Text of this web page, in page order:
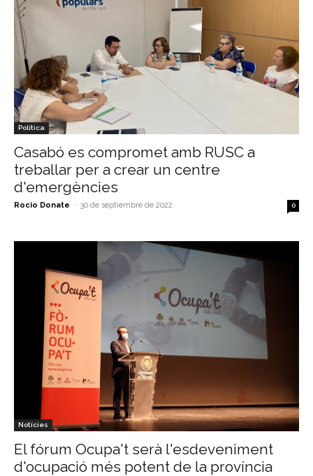
Política
Casabó es compromet amb RUSC a
treballar per a crear un centre
d'emergències
Rocio Donate - 30 de septiembre de 2022 0
Notícies
El fórum Ocupa't serà l'esdeveniment
d'ocupació més potent de la província